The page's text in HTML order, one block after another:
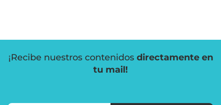
¡Recibe nuestros contenidos directamente en
tu mail!